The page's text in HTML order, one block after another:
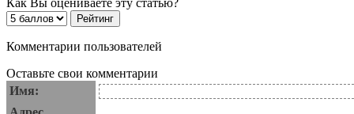
Комментарии пользователей
Оставьте свои комментарии
Имя: